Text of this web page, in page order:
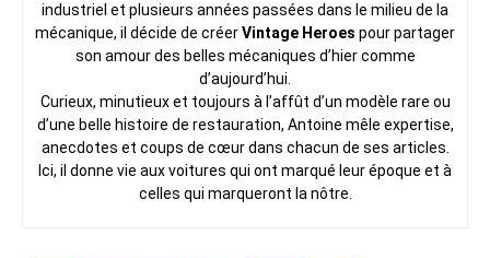
industriel et plusieurs années passées dans le milieu de la
mécanique, il décide de créerVintage Heroes pour partager
son amour des belles mécaniques d’hier comme
d’aujourd’hui.
Curieux, minutieux et toujours à l’affût d’un modèle rare ou
d’une belle histoire de restauration, Antoine mêle expertise,
anecdotes et coups de cœur dans chacun de ses articles.
Ici, il donne vie aux voitures qui ont marqué leur époque et à
celles qui marqueront la nôtre.